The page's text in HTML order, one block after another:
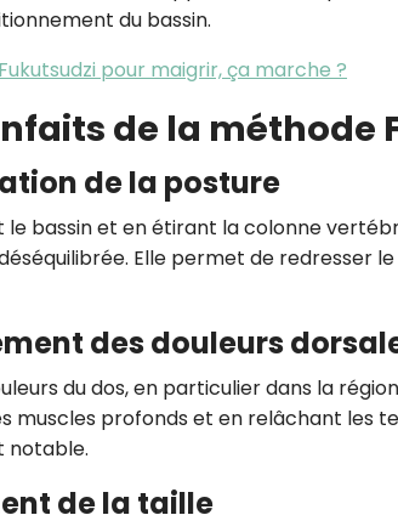
du bassin.
pour maigrir, ça marche ?
de la méthode
de la posture
le bassin et en étirant la colonne
Elle permet de redresser
des douleurs
du dos, en particulier dans la
muscles profonds et en relâchant les
notable.
de la taille